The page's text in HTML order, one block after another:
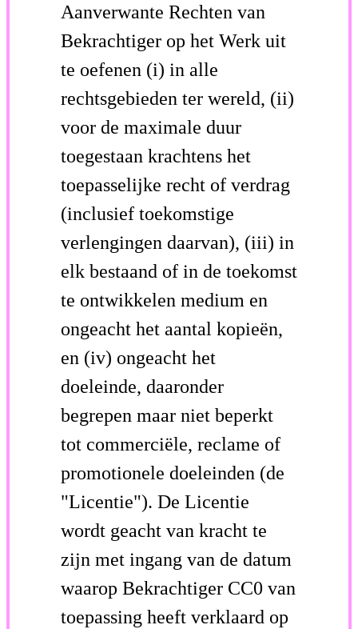
Aanverwante Rechten van
Bekrachtiger op het Werk uit
te oefenen (i) in alle
rechtsgebieden ter wereld, (ii)
voor de maximale duur
toegestaan krachtens het
toepasselijke recht of verdrag
(inclusief toekomstige
verlengingen daarvan), (iii) in
elk bestaand of in de toekomst
te ontwikkelen medium en
ongeacht het aantal kopieën,
en (iv) ongeacht het
doeleinde, daaronder
begrepen maar niet beperkt
tot commerciële, reclame of
promotionele doeleinden (de
"Licentie"). De Licentie
wordt geacht van kracht te
zijn met ingang van de datum
waarop Bekrachtiger CC0 van
toepassing heeft verklaard op